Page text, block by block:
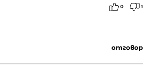
0 1
отговор